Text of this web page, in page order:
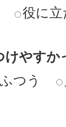
役に
けやすか
ふつう